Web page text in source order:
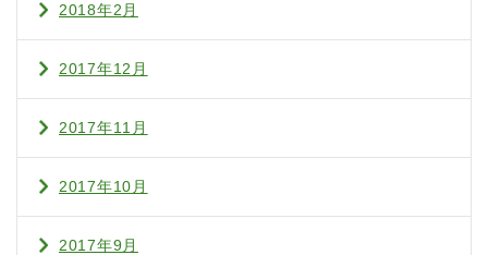
2018年2月
2017年12月
2017年11月
2017年10月
2017年9月